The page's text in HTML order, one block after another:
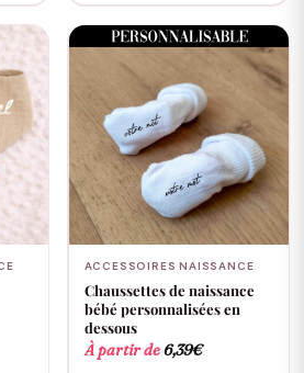
ACCESSOIRES NAISSANCE
Chaussettes de naissance
bébé personnalisées en
dessous
À partir de6,39€